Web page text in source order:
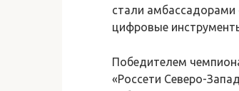
стали амбассадорами
цифровые
Победителем
«Россети Северо-